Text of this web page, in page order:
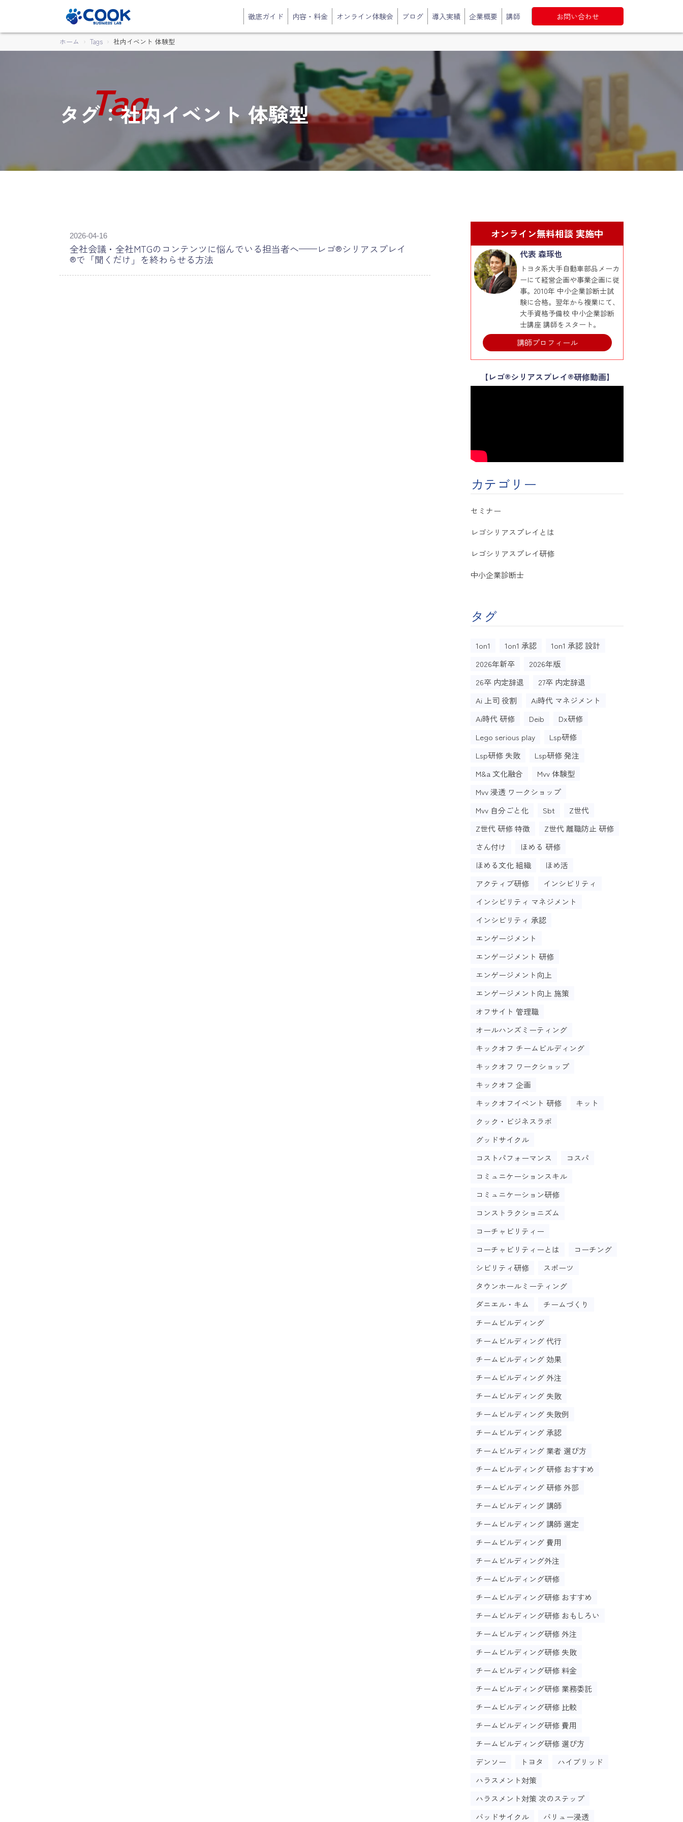
徹底ガイド 内容・料金 オンライン体験会 ブログ 導入実績 企業概要 講師 お問い合わせ
ホーム Tags 社内イベント 体験型
タグ：社内イベント 体験型
2026-04-16
全社会議・全社MTGのコンテンツに悩んでいる担当者へ——レゴ®シリアスプレイ
®で「聞くだけ」を終わらせる方法
オンライン無料相談 実施中
代表 森琢也
トヨタ系大手自動車部品メーカ
ーにて経営企画や事業企画に従
事。2010年 中小企業診断士試
験に合格。翌年から複業にて、
大手資格予備校 中小企業診断
士講座 講師をスタート。
講師プロフィール
【レゴ®シリアスプレイ®研修動画】
カテゴリー
セミナー
レゴシリアスプレイとは
レゴシリアスプレイ研修
中小企業診断士
タグ
1on1 1on1 承認
1on1 承認 設計
2026年新卒
2026年版
26卒 内定辞退
27卒 内定辞退
Ai 上司 役割
Ai時代 マネジメント
Ai時代 研修
Deib
Dx研修
Lego serious play
Lsp研修
Lsp研修 失敗
Lsp研修 発注
M&a 文化融合
Mvv 体験型
Mvv 浸透 ワークショップ
Mvv 自分ごと化
Sbt
Z世代
Z世代 研修 特徴
Z世代 離職防止 研修
さん付け
ほめる 研修
ほめる文化 組織
ほめ活
アクティブ研修
インシビリティ
インシビリティ マネジメント
インシビリティ 承認
エンゲージメント
エンゲージメント 研修
エンゲージメント向上
エンゲージメント向上 施策
オフサイト 管理職
オールハンズミーティング
キックオフ チームビルディング
キックオフ ワークショップ
キックオフ 企画
キックオフイベント 研修
キット
クック・ビジネスラボ
グッドサイクル
コストパフォーマンス
コスパ
コミュニケーションスキル
コミュニケーション研修
コンストラクショニズム
コーチャビリティー
コーチャビリティーとは
コーチング
シビリティ研修
スポーツ
タウンホールミーティング
ダニエル・キム
チームづくり
チームビルディング
チームビルディング 代行
チームビルディング 効果
チームビルディング 外注
チームビルディング 失敗
チームビルディング 失敗例
チームビルディング 承認
チームビルディング 業者 選び方
チームビルディング 研修 おすすめ
チームビルディング 研修 外部
チームビルディング 講師
チームビルディング 講師 選定
チームビルディング 費用
チームビルディング外注
チームビルディング研修
チームビルディング研修 おすすめ
チームビルディング研修 おもしろい
チームビルディング研修 外注
チームビルディング研修 失敗
チームビルディング研修 料金
チームビルディング研修 業務委託
チームビルディング研修 比較
チームビルディング研修 費用
チームビルディング研修 選び方
デンソー
トヨタ
ハイブリッド
ハラスメント対策
ハラスメント対策 次のステップ
バッドサイクル
バリュー浸透